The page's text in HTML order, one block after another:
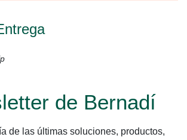
de Bernadí
de las últimas soluciones, productos,